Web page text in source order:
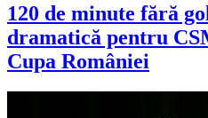
120 de minute fără
dramatică pentru
Cupa României